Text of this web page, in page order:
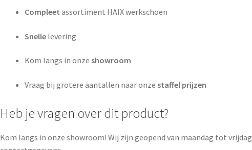
Compleet assortiment HAIX werkschoen
Snelle levering
Kom langs in onze showroom
Vraag bij grotere aantallen naar onze staffel prijzen
Heb je vragen over dit product?
Kom langs in onze showroom! Wij zijn geopend van maandag tot vrijdag